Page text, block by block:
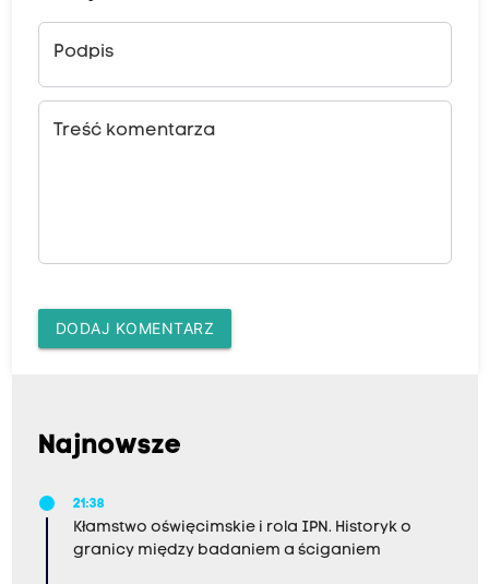
Podpis
Treść komentarza
DODAJ KOMENTARZ
Najnowsze
21:38
Kłamstwo oświęcimskie i rola IPN. Historyk o
granicy między badaniem a ściganiem